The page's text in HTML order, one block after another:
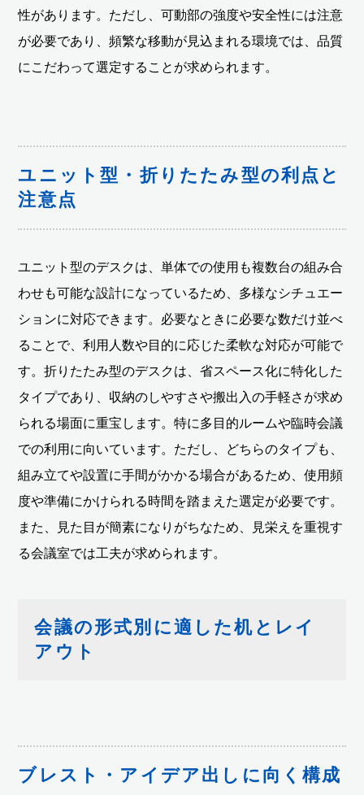
性があります。ただし、可動部の強度や安全性には注意
が必要であり、頻繁な移動が見込まれる環境では、品質
にこだわって選定することが求められます。
ユニット型・折りたたみ型の利点と
注意点
ユニット型のデスクは、単体での使用も複数台の組み合
わせも可能な設計になっているため、多様なシチュエー
ションに対応できます。必要なときに必要な数だけ並べ
ることで、利用人数や目的に応じた柔軟な対応が可能で
す。折りたたみ型のデスクは、省スペース化に特化した
タイプであり、収納のしやすさや搬出入の手軽さが求め
られる場面に重宝します。特に多目的ルームや臨時会議
での利用に向いています。ただし、どちらのタイプも、
組み立てや設置に手間がかかる場合があるため、使用頻
度や準備にかけられる時間を踏まえた選定が必要です。
また、見た目が簡素になりがちなため、見栄えを重視す
る会議室では工夫が求められます。
会議の形式別に適した机とレイ
アウト
ブレスト・アイデア出しに向く構成